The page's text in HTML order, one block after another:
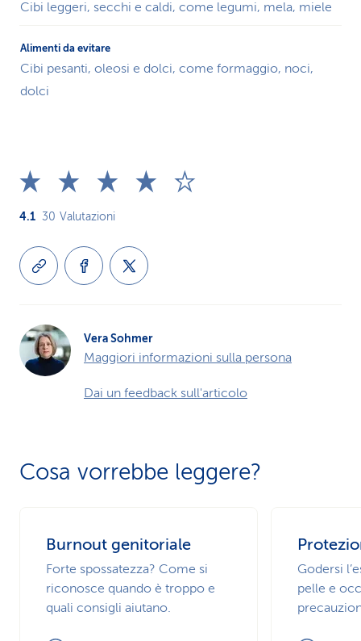
Cibi leggeri, secchi e caldi, come legumi, mela, miele
Cibi pesanti, oleosi e dolci, come formaggio, noci,
dolci
4.1 30 Valutazioni
Vera Sohmer
Maggiori informazioni sulla persona
Dai un feedback sull'articolo
Cosa vorrebbe leggere?
Burnout genitoriale
Forte spossatezza? Come si
riconosce quando è troppo e
quali consigli aiutano.
Godersi
pelle e